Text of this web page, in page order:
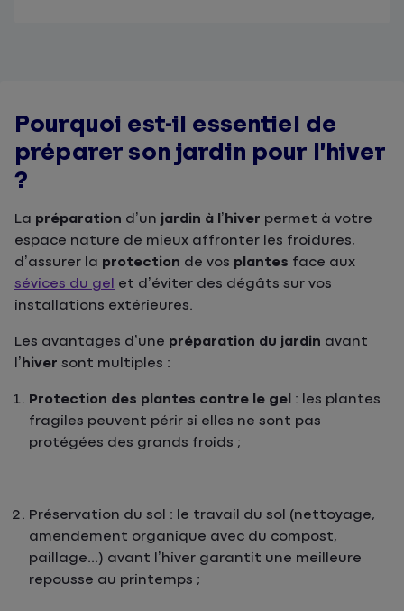
Pourquoi est-il essentiel de
préparer son jardin pour l’hiver
?
La préparation d’un jardin à l’hiver permet à votre
espace nature de mieux affronter les froidures,
d’assurer la protection de vos plantes face aux
sévices du gel et d’éviter des dégâts sur vos
installations extérieures.
Les avantages d’une préparation du jardin avant
l’ hiver sont multiples :
Protection des plantes contre le gel : les plantes
fragiles peuvent périr si elles ne sont pas
protégées des grands froids ;
Préservation du sol : le travail du sol (nettoyage,
amendement organique avec du compost,
paillage...) avant l’hiver garantit une meilleure
repousse au printemps ;